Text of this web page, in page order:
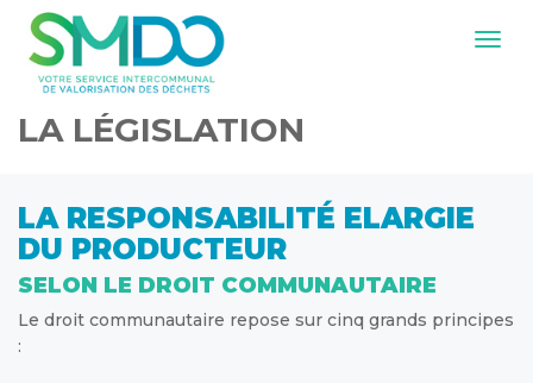
LA LÉGISLATION
LA RESPONSABILITÉ ELARGIE
DU PRODUCTEUR
SELON LE DROIT COMMUNAUTAIRE
Le droit communautaire repose sur cinq grands principes
: